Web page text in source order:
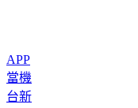
APP
當機
台新